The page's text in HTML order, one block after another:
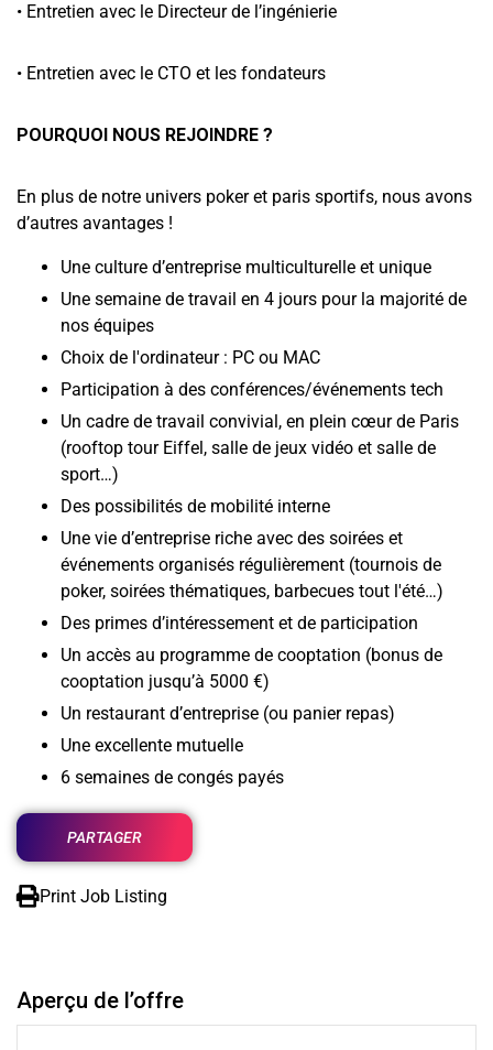
• Entretien avec le Directeur de l’ingénierie
• Entretien avec le CTO et les fondateurs
POURQUOI NOUS REJOINDRE ?
En plus de notre univers poker et paris sportifs, nous avons
d’autres avantages !
Une culture d’entreprise multiculturelle et unique
Une semaine de travail en 4 jours pour la majorité de
nos équipes
Choix de l'ordinateur : PC ou MAC
Participation à des conférences/événements tech
Un cadre de travail convivial, en plein cœur de Paris
(rooftop tour Eiffel, salle de jeux vidéo et salle de
sport…)
Des possibilités de mobilité interne
Une vie d’entreprise riche avec des soirées et
événements organisés régulièrement (tournois de
poker, soirées thématiques, barbecues tout l'été…)
Des primes d’intéressement et de participation
Un accès au programme de cooptation (bonus de
cooptation jusqu’à 5000 €)
Un restaurant d’entreprise (ou panier repas)
Une excellente mutuelle
6 semaines de congés payés
PARTAGER
Print Job Listing
Aperçu de l’offre